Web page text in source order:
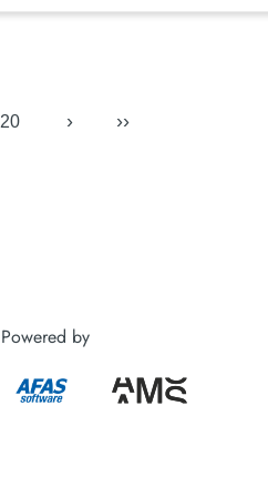
20 › ››
Powered by